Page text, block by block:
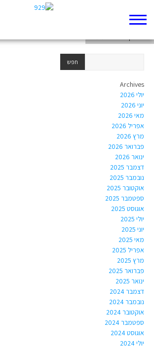
Archives
יולי 2026
יוני 2026
מאי 2026
אפריל 2026
מרץ 2026
פברואר 2026
ינואר 2026
דצמבר 2025
נובמבר 2025
אוקטובר 2025
ספטמבר 2025
אוגוסט 2025
יולי 2025
יוני 2025
מאי 2025
אפריל 2025
מרץ 2025
פברואר 2025
ינואר 2025
דצמבר 2024
נובמבר 2024
אוקטובר 2024
ספטמבר 2024
אוגוסט 2024
יולי 2024